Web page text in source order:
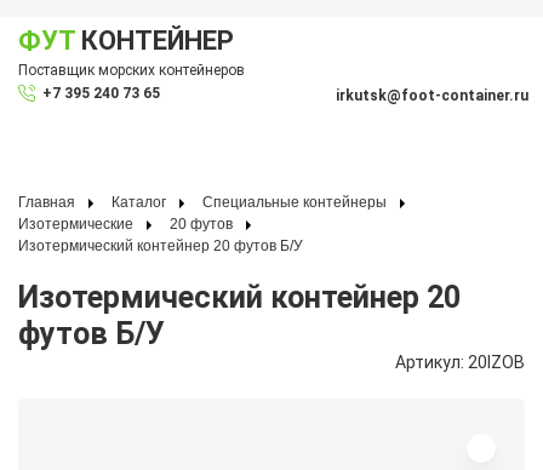
ФУТ КОНТЕЙНЕР
Поставщик морских контейнеров
+7 395 240 73 65
irkutsk@foot-container.ru
Главная Каталог
Специальные контейнеры
Изотермические
20 футов
Изотермический контейнер 20 футов Б/У
Изотермический контейнер 20
футов Б/У
Артикул: 20IZOB
меню